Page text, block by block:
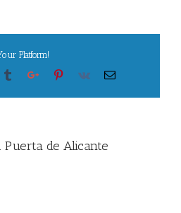
Platform!
TumblrGoogle+Pinterest
Vk Email
Puerta de Alicante